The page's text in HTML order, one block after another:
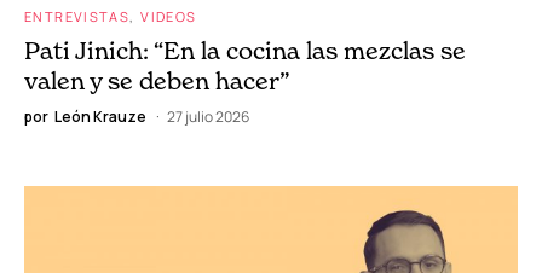
ENTREVISTAS VIDEOS
Pati Jinich: “En la cocina las mezclas se
valen y se deben hacer”
por León Krauze 27 julio 2026